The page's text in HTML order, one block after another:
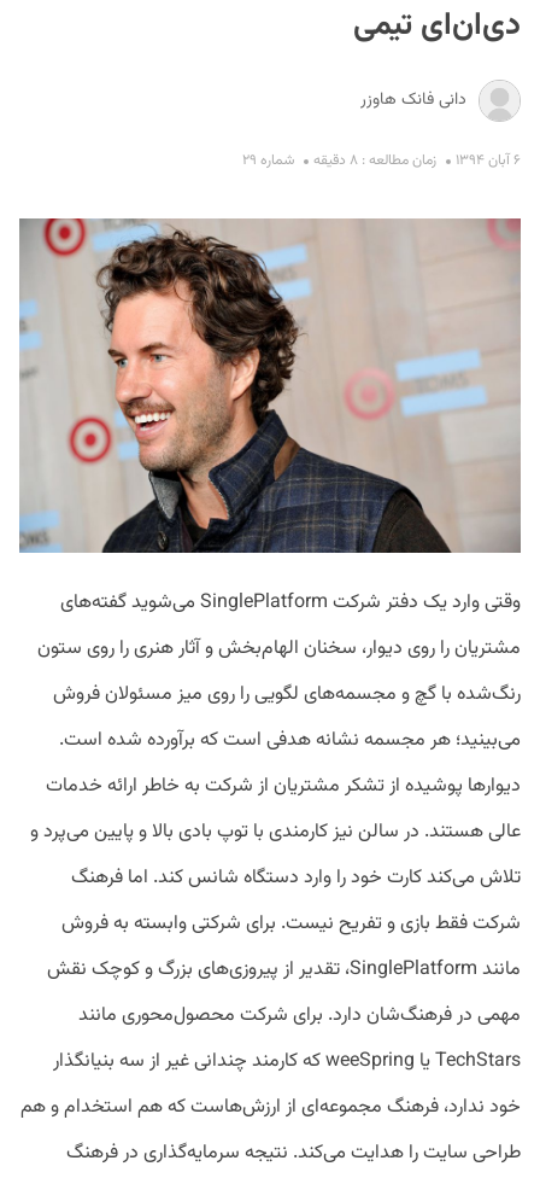
دی‌ان‌ای تیمی
دانی فانک هاوزر
۶ آبان ۱۳۹۴ زمان مطالعه : ۸ دقیقه شماره ۲۹
وقتی وارد یک دفتر شرکت SinglePlatform می‌شوید گفته‌های
مشتریان را روی دیوار، سخنان الهام‌بخش و آثار هنری را روی ستون
رنگ‌شده با گچ و مجسمه‌های لگویی را روی میز مسئولان فروش
می‌بینید؛ هر مجسمه نشانه هدفی است که برآورده شده است.
دیوارها پوشیده از تشکر مشتریان از شرکت به خاطر ارائه خدمات
عالی هستند. در سالن نیز کارمندی با توپ بادی بالا و پایین می‌پرد و
تلاش می‌کند کارت خود را وارد دستگاه شانس کند. اما فرهنگ
شرکت فقط بازی و تفریح نیست. برای شرکتی وابسته به فروش
مانند SinglePlatform، تقدیر از پیروزی‌های بزرگ و کوچک نقش
مهمی در فرهنگ‌شان دارد. برای شرکت محصول‌محوری مانند
TechStars یا weeSpring که کارمند چندانی غیر از سه بنیانگذار
خود ندارد، فرهنگ مجموعه‌ای از ارزش‌هاست که هم استخدام و هم
طراحی سایت را هدایت می‌کند. نتیجه سرمایه‌گذاری در فرهنگ